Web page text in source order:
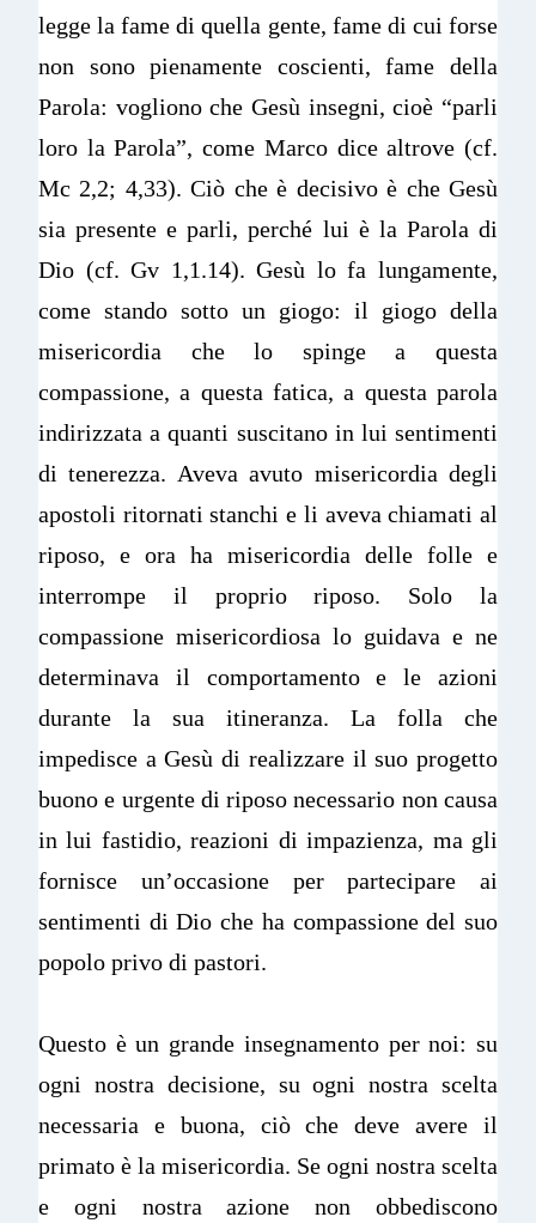
legge la fame di quella gente, fame di cui forse
non sono pienamente coscienti, fame della
Parola: vogliono che Gesù insegni, cioè “parli
loro la Parola”, come Marco dice altrove (cf.
Mc 2,2; 4,33). Ciò che è decisivo è che Gesù
sia presente e parli, perché lui è la Parola di
Dio (cf. Gv 1,1.14). Gesù lo fa lungamente,
come stando sotto un giogo: il giogo della
misericordia che lo spinge a questa
compassione, a questa fatica, a questa parola
indirizzata a quanti suscitano in lui sentimenti
di tenerezza. Aveva avuto misericordia degli
apostoli ritornati stanchi e li aveva chiamati al
riposo, e ora ha misericordia delle folle e
interrompe il proprio riposo. Solo la
compassione misericordiosa lo guidava e ne
determinava il comportamento e le azioni
durante la sua itineranza. La folla che
impedisce a Gesù di realizzare il suo progetto
buono e urgente di riposo necessario non causa
in lui fastidio, reazioni di impazienza, ma gli
fornisce un’occasione per partecipare ai
sentimenti di Dio che ha compassione del suo
popolo privo di pastori.
Questo è un grande insegnamento per noi: su
ogni nostra decisione, su ogni nostra scelta
necessaria e buona, ciò che deve avere il
primato è la misericordia. Se ogni nostra scelta
e ogni nostra azione non obbediscono